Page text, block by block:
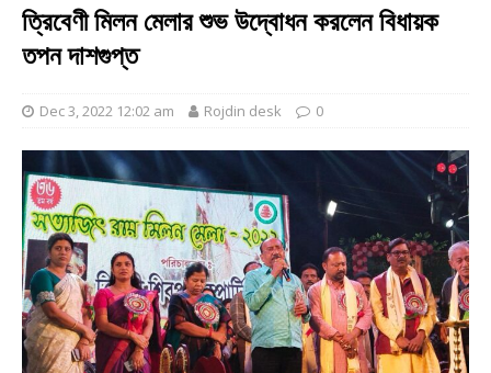
ত্রিবেণী মিলন মেলার শুভ উদ্বোধন করলেন বিধায়ক
তপন দাশগুপ্ত
Dec 3, 2022 12:02 am Rojdin desk 0